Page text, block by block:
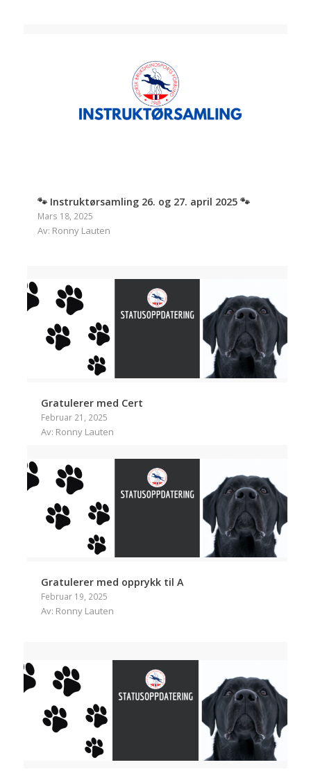
🐾 Instruktørsamling 26. og 27. april 2025 🐾
Mars 18, 2025
Av: Ronny Lauten
Gratulerer med Cert
Februar 21, 2025
Av: Ronny Lauten
Gratulerer med opprykk til A
Februar 19, 2025
Av: Ronny Lauten